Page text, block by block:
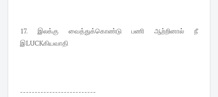
17. இலக்கு வைத்துக்கொண்டு பணி ஆற்றினால் நீ
இLUCKகியவாதி
--------------------------